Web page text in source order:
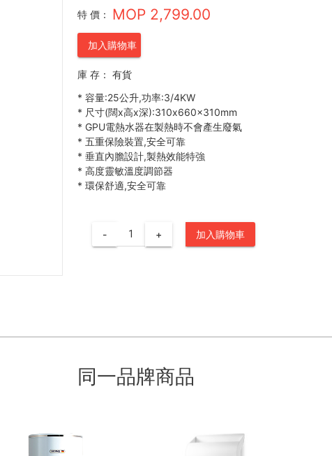
特 價： MOP 2,799.00
加入購物車
庫 存：
有貨
* 容量:25公升,功率:3/4KW
* 尺寸(闊x高x深):310x660x310mm
* GPU電熱水器在製熱時不會產生廢氣
* 五重保險裝置,安全可靠
* 垂直內膽設計,製熱效能特強
* 高度靈敏溫度調節器
* 環保舒適,安全可靠
- + 加入購物車
同一品牌商品